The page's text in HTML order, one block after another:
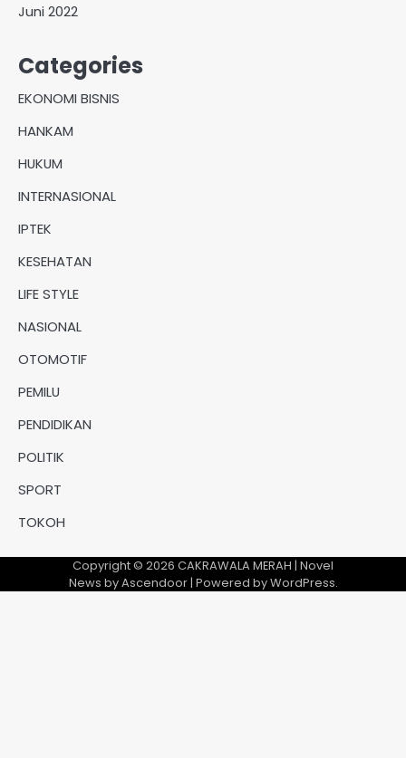
Juni 2022
Categories
EKONOMI BISNIS
HANKAM
HUKUM
INTERNASIONAL
IPTEK
KESEHATAN
LIFE STYLE
NASIONAL
OTOMOTIF
PEMILU
PENDIDIKAN
POLITIK
SPORT
TOKOH
Copyright © 2026 CAKRAWALA MERAH | Novel
News byAscendoor| Powered byWordPress.